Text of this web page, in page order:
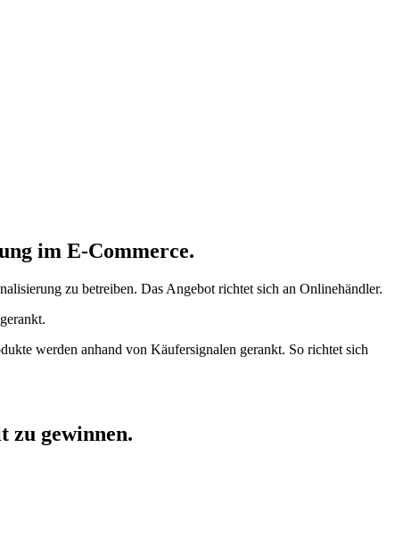
im E-Commerce.
zu betreiben. Das Angebot richtet sich an Onlinehändler.
werden anhand von Käufersignalen gerankt. So richtet sich
zu gewinnen.